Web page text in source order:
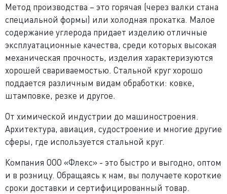
Метод производства – это горячая (через валки стана
специальной формы) или холодная прокатка. Малое
содержание углерода придает изделию отличные
эксплуатационные качества, среди которых высокая
механическая прочность, изделия характеризуются
хорошей свариваемостью. Стальной круг хорошо
поддается различным видам обработки: ковке,
штамповке, резке и другое.
От химической индустрии до машиностроения.
Архитектура, авиация, судостроение и многие другие
сферы, где используется стальной круг.
Компания ООО «Флекс» - это быстро и выгодно, оптом
и в розницу. Обращаясь к нам, вы получаете короткие
сроки доставки и сертифицированный товар.